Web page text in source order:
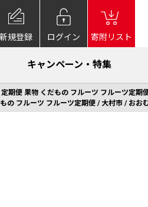
新規登録 ログイン 寄附リスト
キャンペーン・特集
期便 果物 くだもの フルーツ フルーツ定
の フルーツ フルーツ定期便 / 大村市 / お